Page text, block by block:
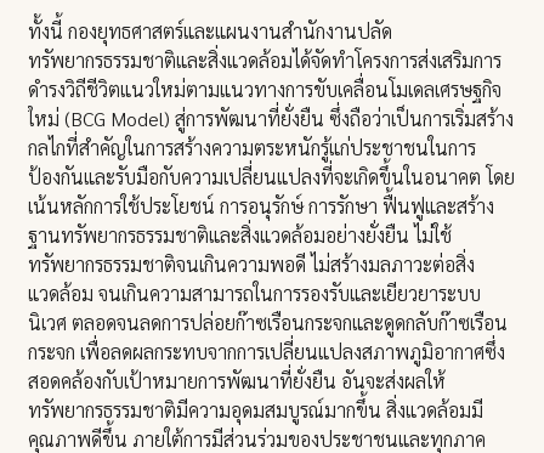
ทั้งนี้ กองยุทธศาสตร์และแผนงานสำนักงานปลัด
ทรัพยากรธรรมชาติและสิ่งแวดล้อมได้จัดทำโครงการส่งเสริมการ
ดำรงวิถีชีวิตแนวใหม่ตามแนวทางการขับเคลื่อนโมเดลเศรษฐกิจ
ใหม่ (BCG Model) สู่การพัฒนาที่ยั่งยืน ซึ่งถือว่าเป็นการเริ่มสร้าง
กลไกที่สำคัญในการสร้างความตระหนักรู้แก่ประชาชนในการ
ป้องกันและรับมือกับความเปลี่ยนแปลงที่จะเกิดขึ้นในอนาคต โดย
เน้นหลักการใช้ประโยชน์ การอนุรักษ์ การรักษา ฟื้นฟูและสร้าง
ฐานทรัพยากรธรรมชาติและสิ่งแวดล้อมอย่างยั่งยืน ไม่ใช้
ทรัพยากรธรรมชาติจนเกินความพอดี ไม่สร้างมลภาวะต่อสิ่ง
แวดล้อม จนเกินความสามารถในการรองรับและเยียวยาระบบ
นิเวศ ตลอดจนลดการปล่อยก๊าซเรือนกระจกและดูดกลับก๊าซเรือน
กระจก เพื่อลดผลกระทบจากการเปลี่ยนแปลงสภาพภูมิอากาศซึ่ง
สอดคล้องกับเป้าหมายการพัฒนาที่ยั่งยืน อันจะส่งผลให้
ทรัพยากรธรรมชาติมีความอุดมสมบูรณ์มากขึ้น สิ่งแวดล้อมมี
คุณภาพดีขึ้น ภายใต้การมีส่วนร่วมของประชาชนและทุกภาค